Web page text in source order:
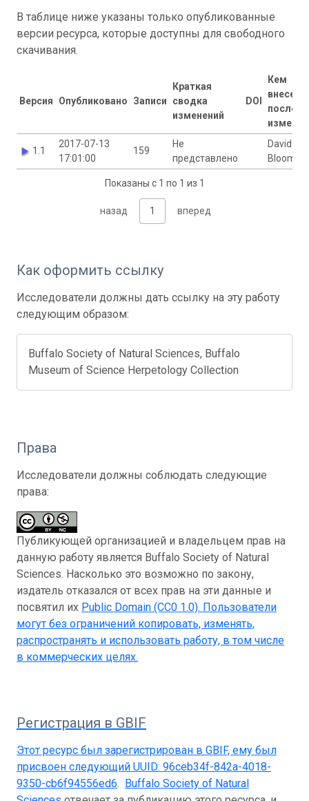
В таблице ниже указаны только опубликованные
версии ресурса, которые доступны для свободного
скачивания.
Версия Опубликовано Записи
Краткая
сводка
изменений
DOI
Кем
внесены
1.1
2017-07-13
17:01:00
159
Не
представлено
David
Bloom
Показаны с 1 по 1 из 1
назад 1 вперед
Как оформить ссылку
Исследователи должны дать ссылку на эту работу
следующим образом:
Buffalo Society of Natural Sciences, Buffalo
Museum of Science Herpetology Collection
Права
Исследователи должны соблюдать следующие
права:
Публикующей организацией и владельцем прав на
данную работу является Buffalo Society of Natural
Sciences. Насколько это возможно по закону,
издатель отказался от всех прав на эти данные и
посвятил их Public Domain (CC0 1.0). Пользователи
могут без ограничений копировать, изменять,
распространять и использовать работу, в том числе
в коммерческих целях.
Регистрация в GBIF
Этот ресурс был зарегистрирован в GBIF, ему был
присвоен следующий UUID: 96ceb34f-842a-4018-
9350-cb6f94556ed6. Buffalo Society of Natural